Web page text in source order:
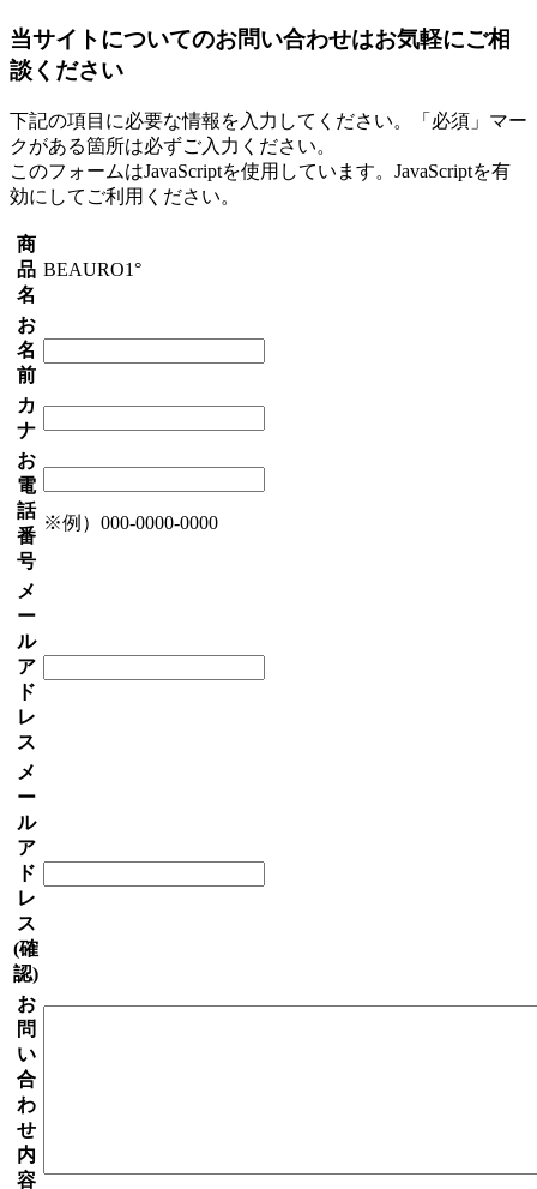
当サイトについてのお問い合わせはお気軽にご相
談ください
下記の項目に必要な情報を入力してください。「必須」マー
クがある箇所は必ずご入力ください。
このフォームはJavaScriptを使用しています。JavaScriptを有
効にしてご利用ください。
商
品
名
BEAURO1°
お
名
前
カ
ナ
お
電
話
番
号
※例）000-0000-0000
メ
ー
ル
ア
ド
レ
ス
メ
ー
ル
ア
ド
レ
ス
(確
認)
お
問
い
合
わ
せ
内
容